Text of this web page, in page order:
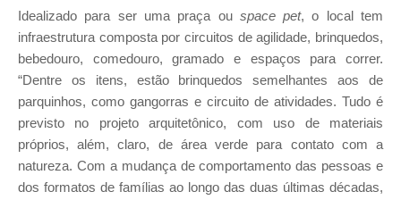
Idealizado para ser uma praça ou space pet, o local tem
infraestrutura composta por circuitos de agilidade, brinquedos,
bebedouro, comedouro, gramado e espaços para correr.
“Dentre os itens, estão brinquedos semelhantes aos de
parquinhos, como gangorras e circuito de atividades. Tudo é
previsto no projeto arquitetônico, com uso de materiais
próprios, além, claro, de área verde para contato com a
natureza. Com a mudança de comportamento das pessoas e
dos formatos de famílias ao longo das duas últimas décadas,